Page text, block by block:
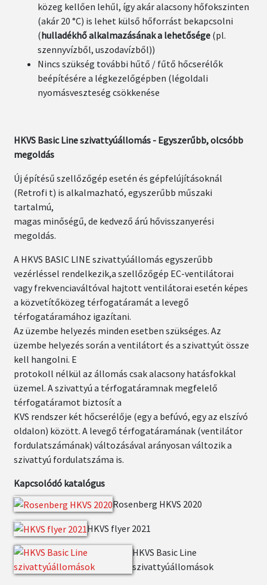
közeg kellően lehűl, így akár alacsony hőfokszinten
(akár 20 °C) is lehet külső hőforrást bekapcsolni
(hulladékhő alkalmazásának a lehetősége (pl.
szennyvízből, uszodavízből))
Nincs szükség további hűtő / fűtő hőcserélők
beépítésére a légkezelőgépben (légoldali
nyomásveszteség csökkenése
HKVS Basic Line szivattyúállomás - Egyszerűbb, olcsóbb
megoldás
Új építésű szellőzőgép esetén és gépfelújításoknál
(Retrofi t) is alkalmazható, egyszerűbb műszaki
tartalmú,
magas minőségű, de kedvező árú hővisszanyerési
megoldás.
A HKVS BASIC LINE szivattyúállomás egyszerűbb
vezérléssel rendelkezik,a szellőzőgép EC-ventilátorai
vagy frekvenciaváltóval hajtott ventilátorai esetén képes
a közvetítőközeg térfogatáramát a levegő
térfogatáramához igazítani.
Az üzembe helyezés minden esetben szükséges. Az
üzembe helyezés során a ventilátort és a szivattyút össze
kell hangolni. E
protokoll nélkül az állomás csak alacsony hatásfokkal
üzemel. A szivattyú a térfogatáramnak megfelelő
térfogatáramot biztosít a
KVS rendszer két hőcserélője (egy a befúvó, egy az elszívó
oldalon) között. A levegő térfogatáramának (ventilátor
fordulatszámának) változásával arányosan változik a
szivattyú fordulatszáma is.
Kapcsolódó katalógus
Rosenberg HKVS 2020
HKVS flyer 2021
HKVS Basic Line
szivattyúállomások